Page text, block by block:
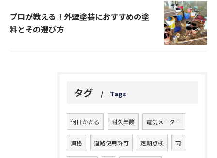
プロが教える！外壁塗装におすすめの塗
料とその選び方
タグ Tags
何日かかる 耐久年数 電気メーター
資格 道路使用許可 定期点検 雨